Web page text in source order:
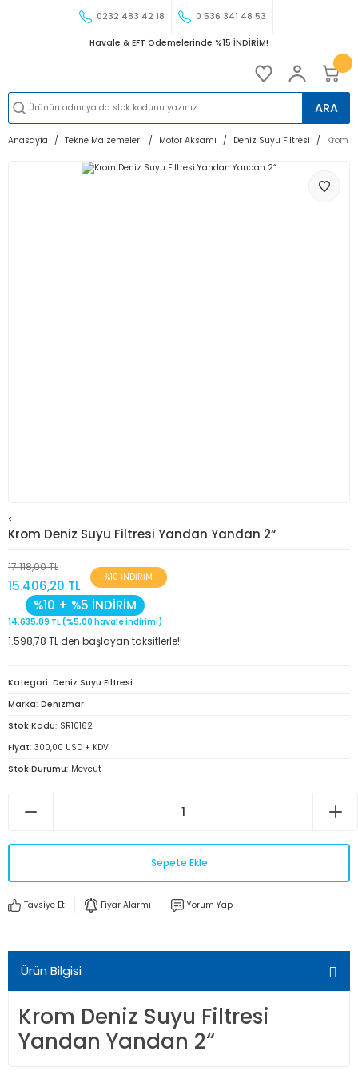
0232 483 42 18 0 536 341 48 53
Havale & EFT Ödemelerinde %15 İNDİRİM!
ARA
Anasayfa Tekne Malzemeleri Motor Aksamı Deniz Suyu Filtresi Krom
<
Krom Deniz Suyu Filtresi Yandan Yandan 2“
17.118,00 TL
15.406,20 TL
%10 İNDİRİM
%10 + %5 İNDİRİM
14.635,89 TL (%5,00 havale indirimi)
1.598,78 TL den başlayan taksitlerle!!
Kategori Deniz Suyu Filtresi
Marka Denizmar
Stok Kodu SR10162
Fiyat 300,00 USD + KDV
Stok Durumu Mevcut
Sepete Ekle
Tavsiye Et Fiyar Alarmı Yorum Yap
Ürün Bilgisi
Krom Deniz Suyu Filtresi
Yandan Yandan 2“